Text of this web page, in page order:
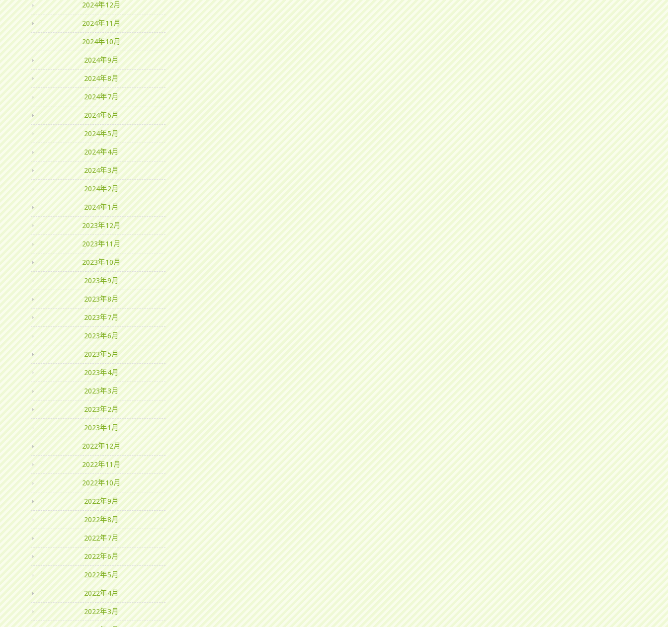
2024年12月
2024年11月
2024年10月
2024年9月
2024年8月
2024年7月
2024年6月
2024年5月
2024年4月
2024年3月
2024年2月
2024年1月
2023年12月
2023年11月
2023年10月
2023年9月
2023年8月
2023年7月
2023年6月
2023年5月
2023年4月
2023年3月
2023年2月
2023年1月
2022年12月
2022年11月
2022年10月
2022年9月
2022年8月
2022年7月
2022年6月
2022年5月
2022年4月
2022年3月